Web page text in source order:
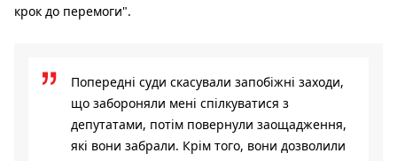
крок до перемоги".
Попередні суди скасували запобіжні заходи,
що забороняли мені спілкуватися з
депутатами, потім повернули заощадження,
які вони забрали. Крім того, вони дозволили